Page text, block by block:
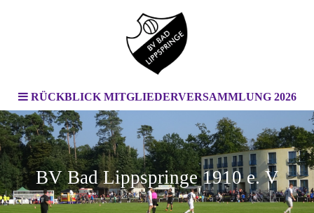
RÜCKBLICK MITGLIEDERVERSAMMLUNG 2026
BV Bad Lippspringe 1910 e. V
.